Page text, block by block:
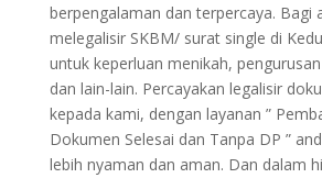
berpengalaman dan terpercaya. Bagi
melegalisir SKBM/ surat single di
untuk keperluan menikah,
dan lain-lain. Percayakan legalisir
kepada kami, dengan layanan ”
Dokumen Selesai dan Tanpa DP ”
lebih nyaman dan aman. Dan dalam